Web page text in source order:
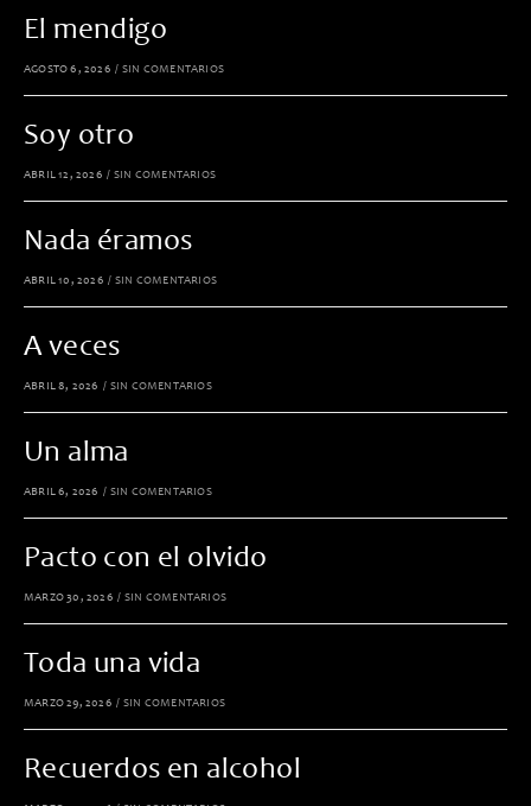
El mendigo
AGOSTO 6, 2026 / SIN COMENTARIOS
Soy otro
ABRIL 12, 2026 / SIN COMENTARIOS
Nada éramos
ABRIL 10, 2026 / SIN COMENTARIOS
A veces
ABRIL 8, 2026 / SIN COMENTARIOS
Un alma
ABRIL 6, 2026 / SIN COMENTARIOS
Pacto con el olvido
MARZO 30, 2026 / SIN COMENTARIOS
Toda una vida
MARZO 29, 2026 / SIN COMENTARIOS
Recuerdos en alcohol